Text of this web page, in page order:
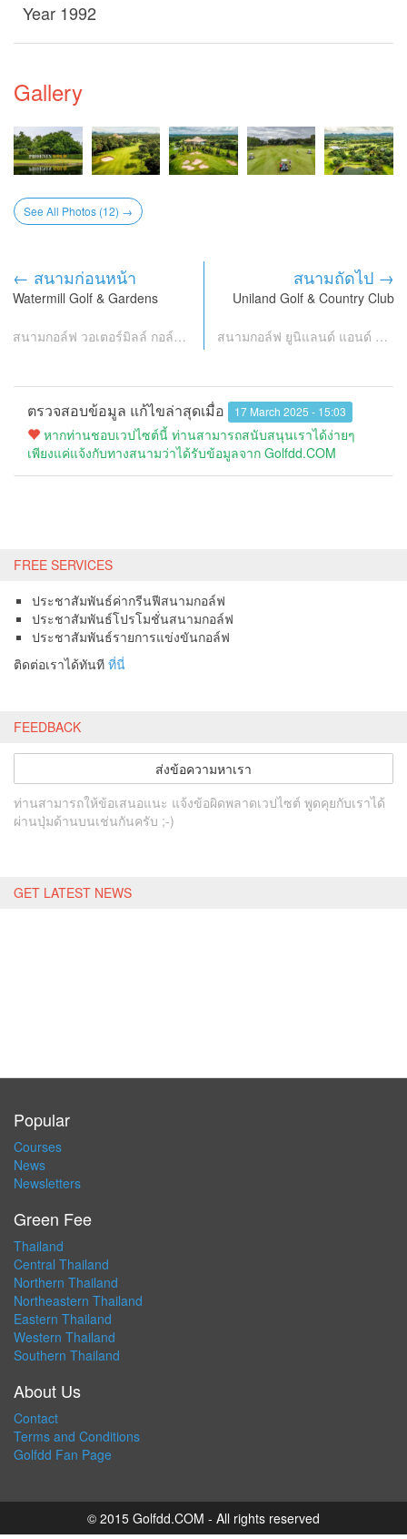
Year 1992
Gallery
See All Photos (12) →
← สนามก่อนหน้า
Watermill Golf & Gardens
สนามกอล์ฟ วอเตอร์มิลล์ กอล์ฟ แอนด์ การ์เด้น
สนามถัดไป →
Uniland Golf & Country Club
สนามกอล์ฟ ยูนิแลนด์ แอนด์ คันทรี คลับ
ตรวจสอบข้อมูล แก้ไขล่าสุดเมื่อ 17 March 2025 - 15:03
หากท่านชอบเวปไซต์นี้ ท่านสามารถสนับสนุนเราได้ง่ายๆ
เพียงแค่แจ้งกับทางสนามว่าได้รับข้อมูลจาก Golfdd.COM
FREE SERVICES
ประชาสัมพันธ์ค่ากรีนฟีสนามกอล์ฟ
ประชาสัมพันธ์โปรโมชั่นสนามกอล์ฟ
ประชาสัมพันธ์รายการแข่งขันกอล์ฟ
ติดต่อเราได้ทันที ที่นี่
FEEDBACK
ส่งข้อความหาเรา
ท่านสามารถให้ข้อเสนอแนะ แจ้งข้อผิดพลาดเวปไซต์ พูดคุยกับเราได้
ผ่านปุ่มด้านบนเช่นกันครับ ;-)
GET LATEST NEWS
Popular
Courses
News
Newsletters
Green Fee
Thailand
Central Thailand
Northern Thailand
Northeastern Thailand
Eastern Thailand
Western Thailand
Southern Thailand
About Us
Contact
Terms and Conditions
Golfdd Fan Page
© 2015 Golfdd.COM - All rights reserved